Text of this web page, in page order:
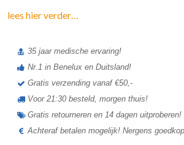
lees hier verder…
35 jaar medische ervaring!
Nr.1 in Benelux en Duitsland!
Gratis verzending vanaf €50,-
Voor 21:30 besteld, morgen thuis!
Gratis retourneren en 14 dagen uitproberen!
Achteraf betalen mogelijk! Nergens